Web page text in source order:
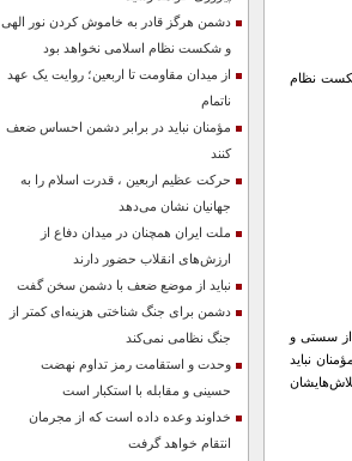
نظام
از سستی و
نباید
دشمن هرگز قادر به خاموش کردن نور الهی
و شکست نظام اسلامی نخواهد بود
از میدان مقاومت تا اربعین؛ روایت یک عهد
ناتمام
مؤمنان نباید در برابر دشمن احساس ضعف
کنند
حرکت عظیم اربعین ، قدرت اسلام را به
جهانیان نشان می‌دهد
ملت ایران همچنان در میدان دفاع از
ارزش‌های انقلاب حضور دارند
نباید از موضع ضعف با دشمن سخن گفت
دشمن برای جنگ شناختی هزینه‌ای کمتر از
جنگ نظامی نمی‌کند
وحدت و استقامت رمز تداوم نهضت
حسینی و مقابله با استکبار است
خداوند وعده داده است که از مجرمان
انتقام خواهد گرفت